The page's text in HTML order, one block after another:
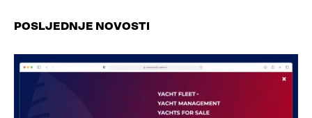
POSLJEDNJE NOVOSTI